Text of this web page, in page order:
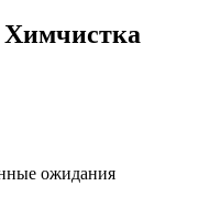
ожидания